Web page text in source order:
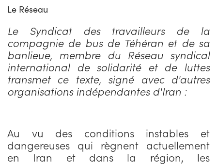
Le Réseau
Le Syndicat des travailleurs de la
compagnie de bus de Téhéran et de sa
banlieue, membre du Réseau syndical
international de solidarité et de luttes
transmet ce texte, signé avec d'autres
organisations indépendantes d'Iran :
Au vu des conditions instables et
dangereuses qui règnent actuellement
en Iran et dans la région, les